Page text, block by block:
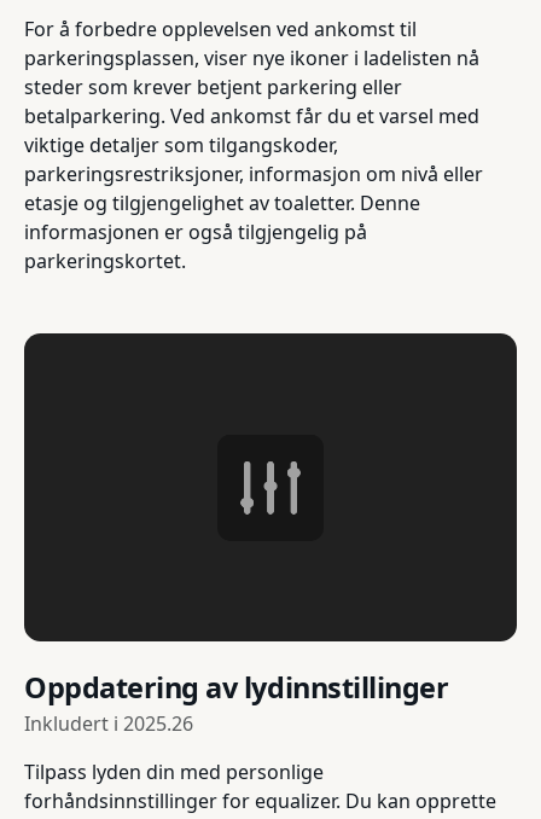
For å forbedre opplevelsen ved ankomst til
parkeringsplassen, viser nye ikoner i ladelisten nå
steder som krever betjent parkering eller
betalparkering. Ved ankomst får du et varsel med
viktige detaljer som tilgangskoder,
parkeringsrestriksjoner, informasjon om nivå eller
etasje og tilgjengelighet av toaletter. Denne
informasjonen er også tilgjengelig på
parkeringskortet.
Oppdatering av lydinnstillinger
Inkludert i 2025.26
Tilpass lyden din med personlige
forhåndsinnstillinger for equalizer. Du kan opprette